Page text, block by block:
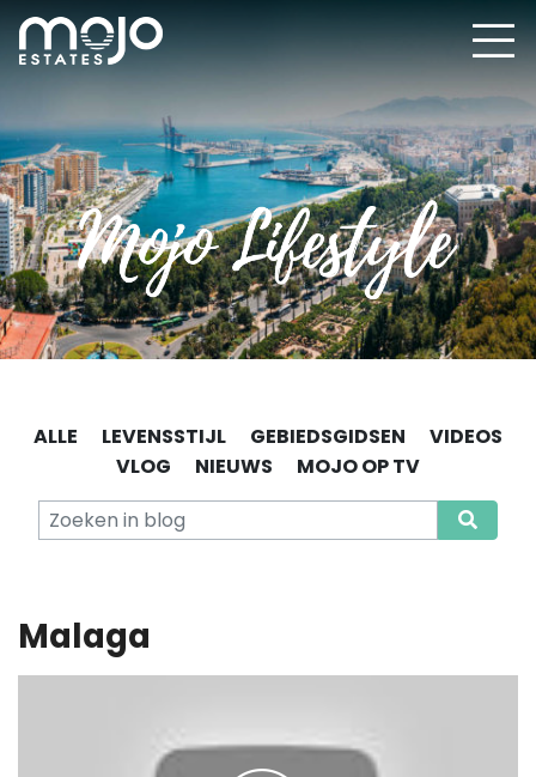
ALLE LEVENSSTIJL GEBIEDSGIDSEN
VIDEOS
VLOG
NIEUWS MOJO OP TV
Malaga